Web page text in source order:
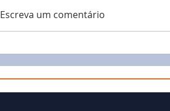
Escreva um comentário